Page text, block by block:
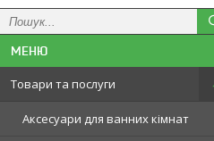
Товари та послуги
Аксесуари для ванних кімнат